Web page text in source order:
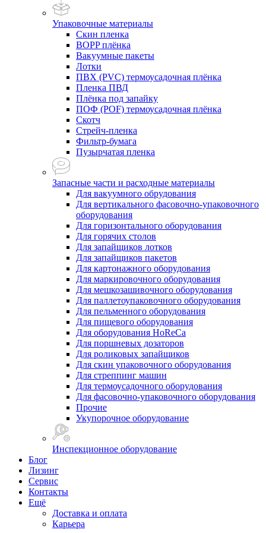
Упаковочные материалы
Скин пленка
BOPP плёнка
Вакуумные пакеты
Лотки
ПВХ (PVC) термоусадочная плёнка
Пленка ПВД
Плёнка под запайку
ПОФ (POF) термоусадочная плёнка
Скотч
Стрейч-пленка
Фильтр-бумага
Пузырчатая пленка
Запасные части и расходные материалы
Для вакуумного обрудования
Для вертикального фасовочно-упаковочного
оборудования
Для горизонтального оборудования
Для горячих столов
Для запайщиков лотков
Для запайщиков пакетов
Для картонажного оборудования
Для маркировочного оборудования
Для мешкозашивочного оборудования
Для паллетоупаковочного оборудования
Для пельменного оборудования
Для пищевого оборудования
Для оборудования HoReCa
Для поршневых дозаторов
Для роликовых запайщиков
Для скин упаковочного оборудования
Для стреппинг машин
Для термоусадочного оборудования
Для фасовочно-упаковочного оборудования
Прочие
Укупорочное оборудование
Инспекционное оборудование
Блог
Лизинг
Сервис
Контакты
Ещё
Доставка и оплата
Карьера